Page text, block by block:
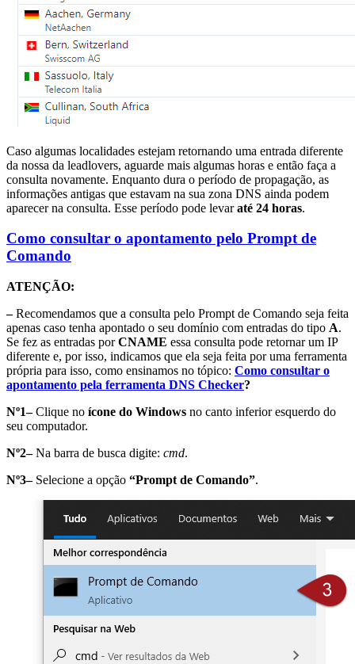
Caso algumas localidades estejam retornando uma entrada diferente
da nossa da leadlovers, aguarde mais algumas horas e então faça a
consulta novamente. Enquanto dura o período de propagação, as
informações antigas que estavam na sua zona DNS ainda podem
aparecer na consulta. Esse período pode levaraté 24 horas.
Como consultar o apontamento pelo Prompt de
Comando
ATENÇÃO:
–Recomendamos que a consulta pelo Prompt de Comando seja feita
apenas caso tenha apontado o seu domínio com entradas do tipo A.
Se fez as entradas porCNAME essa consulta pode retornar um IP
diferente e, por isso, indicamos que ela seja feita por uma ferramenta
própria para isso, como ensinamos no tópico: Como consultar o
apontamento pela ferramenta DNS Checker?
Nº1–Clique no ícone do Windows no canto inferior esquerdo do
seu computador.
Nº2–Na barra de busca digite: cmd.
Nº3–Selecione a opção “Prompt de Comando”.